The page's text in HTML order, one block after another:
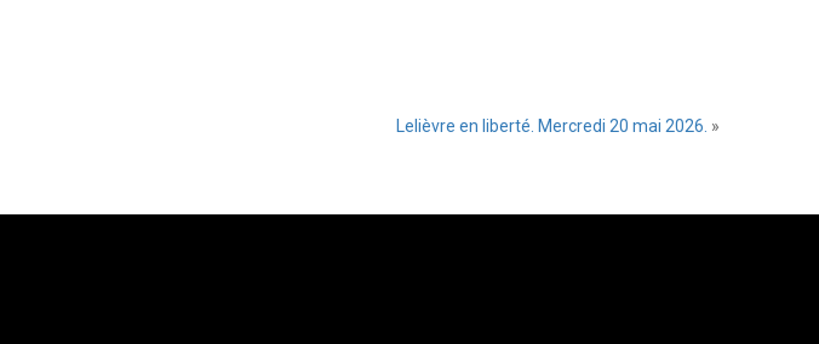
Lelièvre en liberté. Mercredi 20 mai 2026. »